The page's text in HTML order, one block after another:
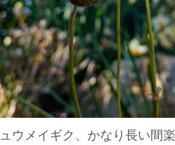
ウメイギク、かなり長い間